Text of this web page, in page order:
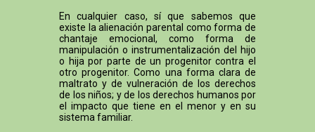
En cualquier caso, sí que sabemos que
existe la alienación parental como forma de
chantaje emocional, como forma de
manipulación o instrumentalización del hijo
o hija por parte de un progenitor contra el
otro progenitor. Como una forma clara de
maltrato y de vulneración de los derechos
de los niños; y de los derechos humanos por
el impacto que tiene en el menor y en su
sistema familiar.